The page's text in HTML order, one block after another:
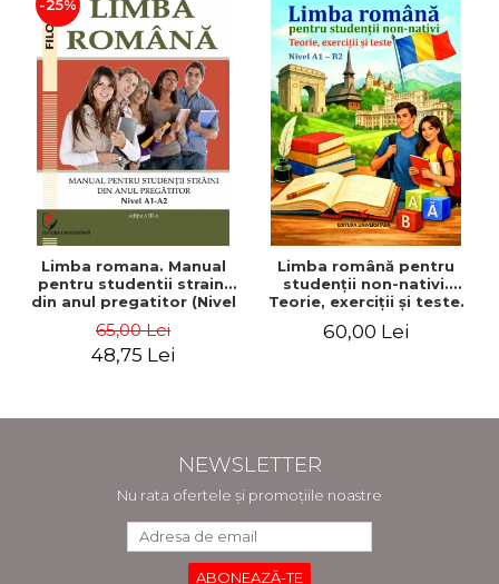
-25%
Limba romana. Manual
pentru studentii straini
din anul pregatitor (Nivel
65,00 Lei
48,75 Lei
Limba română pentru
studenţii non-nativi.
Teorie, exerciţii şi teste.
60,00 Lei
NEWSLETTER
Nu rata ofertele și promoțiile noastre